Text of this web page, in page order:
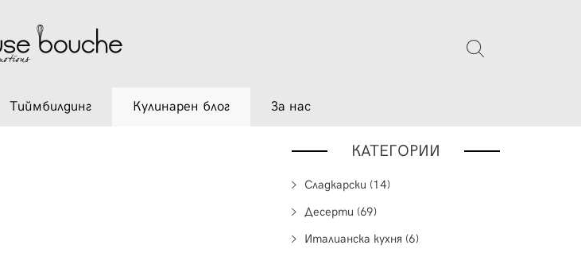
Тиймбилдинг Кулинарен блог За нас
КАТЕГОРИИ
Сладкарски (14)
Десерти (69)
Италианска кухня (6)